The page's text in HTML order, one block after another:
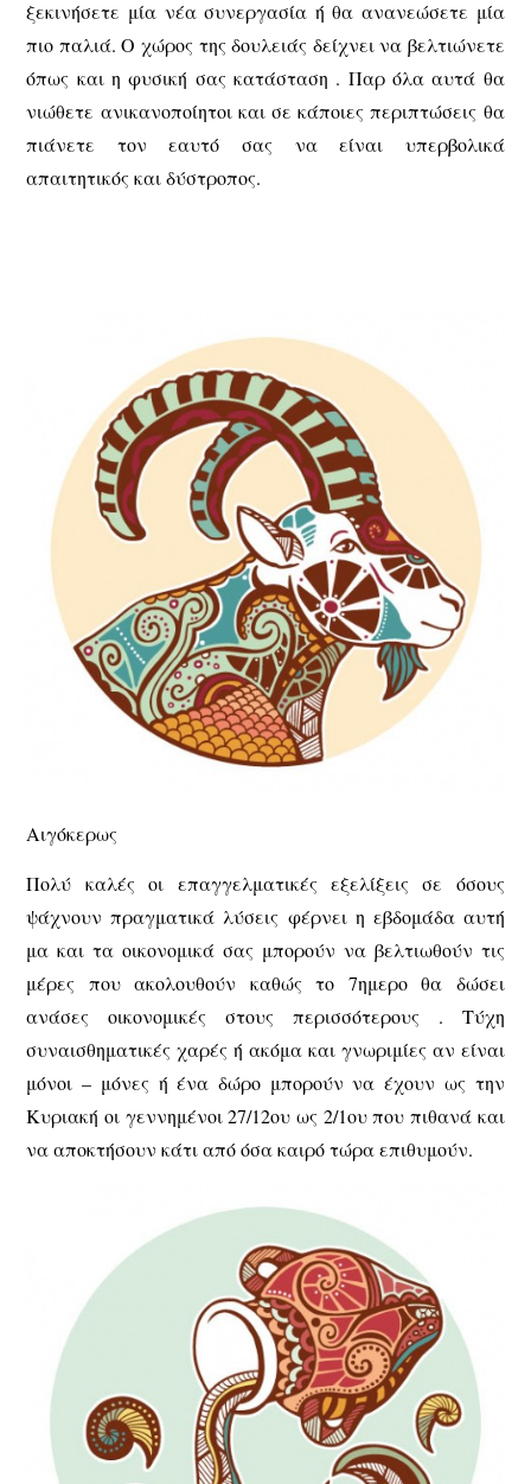
ξεκινήσετε μία νέα συνεργασία ή θα ανανεώσετε μία
πιο παλιά. Ο χώρος της δουλειάς δείχνει να βελτιώνετε
όπως και η φυσική σας κατάσταση . Παρ όλα αυτά θα
νιώθετε ανικανοποίητοι και σε κάποιες περιπτώσεις θα
πιάνετε τον εαυτό σας να είναι υπερβολικά
απαιτητικός και δύστροπος.
Αιγόκερως
Πολύ καλές οι επαγγελματικές εξελίξεις σε όσους
ψάχνουν πραγματικά λύσεις φέρνει η εβδομάδα αυτή
μα και τα οικονομικά σας μπορούν να βελτιωθούν τις
μέρες που ακολουθούν καθώς το 7ημερο θα δώσει
ανάσες οικονομικές στους περισσότερους . Τύχη
συναισθηματικές χαρές ή ακόμα και γνωριμίες αν είναι
μόνοι – μόνες ή ένα δώρο μπορούν να έχουν ως την
Κυριακή οι γεννημένοι 27/12ου ως 2/1ου που πιθανά και
να αποκτήσουν κάτι από όσα καιρό τώρα επιθυμούν.